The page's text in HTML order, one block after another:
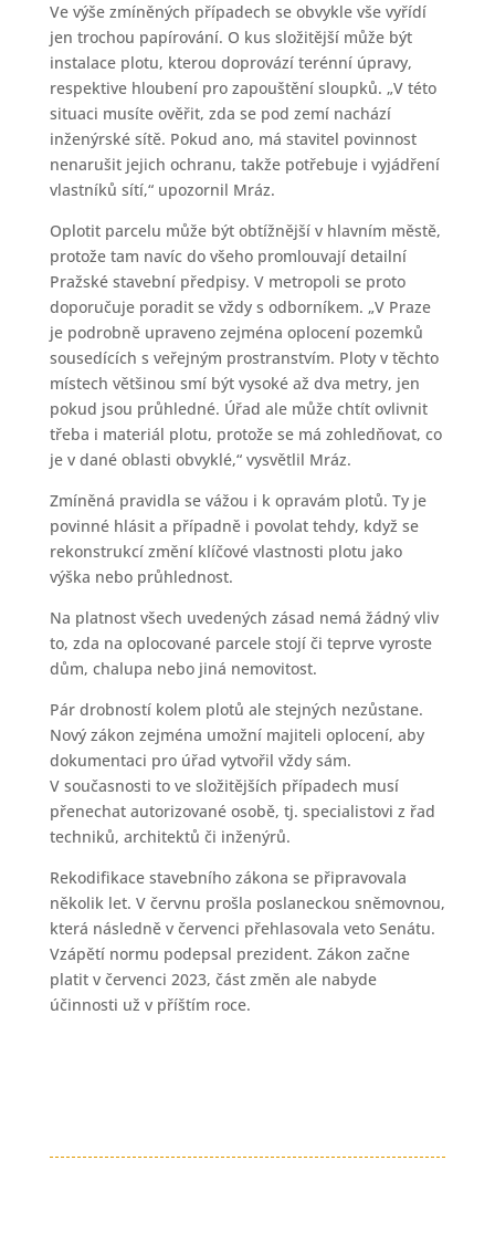
Ve výše zmíněných případech se obvykle vše vyřídí
jen trochou papírování. O kus složitější může být
instalace plotu, kterou doprovází terénní úpravy,
respektive hloubení pro zapouštění sloupků. „V této
situaci musíte ověřit, zda se pod zemí nachází
inženýrské sítě. Pokud ano, má stavitel povinnost
nenarušit jejich ochranu, takže potřebuje i vyjádření
vlastníků sítí,“ upozornil Mráz.
Oplotit parcelu může být obtížnější v hlavním městě,
protože tam navíc do všeho promlouvají detailní
Pražské stavební předpisy. V metropoli se proto
doporučuje poradit se vždy s odborníkem. „V Praze
je podrobně upraveno zejména oplocení pozemků
sousedících s veřejným prostranstvím. Ploty v těchto
místech většinou smí být vysoké až dva metry, jen
pokud jsou průhledné. Úřad ale může chtít ovlivnit
třeba i materiál plotu, protože se má zohledňovat, co
je v dané oblasti obvyklé,“ vysvětlil Mráz.
Zmíněná pravidla se vážou i k opravám plotů. Ty je
povinné hlásit a případně i povolat tehdy, když se
rekonstrukcí změní klíčové vlastnosti plotu jako
výška nebo průhlednost.
Na platnost všech uvedených zásad nemá žádný vliv
to, zda na oplocované parcele stojí či teprve vyroste
dům, chalupa nebo jiná nemovitost.
Pár drobností kolem plotů ale stejných nezůstane.
Nový zákon zejména umožní majiteli oplocení, aby
dokumentaci pro úřad vytvořil vždy sám.
V současnosti to ve složitějších případech musí
přenechat autorizované osobě, tj. specialistovi z řad
techniků, architektů či inženýrů.
Rekodifikace stavebního zákona se připravovala
několik let. V červnu prošla poslaneckou sněmovnou,
která následně v červenci přehlasovala veto Senátu.
Vzápětí normu podepsal prezident. Zákon začne
platit v červenci 2023, část změn ale nabyde
účinnosti už v příštím roce.